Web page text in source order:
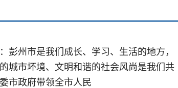
彭州市是我们成长、学习、生活的地方，
城市坏境、文明和谐的社会风尚是我们共
市政府带领全市人民